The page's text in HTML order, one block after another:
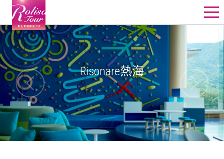
星野飯店訂房
星野行程
星野教堂婚禮
星野團體
其他精選行程
線上詢價
Risonare熱海